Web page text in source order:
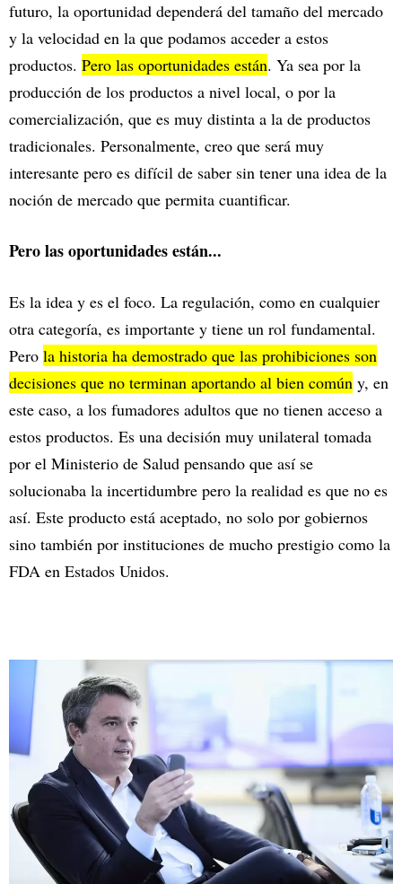
futuro, la oportunidad dependerá del tamaño del mercado
y la velocidad en la que podamos acceder a estos
productos. Pero las oportunidades están. Ya sea por la
producción de los productos a nivel local, o por la
comercialización, que es muy distinta a la de productos
tradicionales. Personalmente, creo que será muy
interesante pero es difícil de saber sin tener una idea de la
noción de mercado que permita cuantificar.
Pero las oportunidades están...
Es la idea y es el foco. La regulación, como en cualquier
otra categoría, es importante y tiene un rol fundamental.
Pero la historia ha demostrado que las prohibiciones son
decisiones que no terminan aportando al bien común y, en
este caso, a los fumadores adultos que no tienen acceso a
estos productos. Es una decisión muy unilateral tomada
por el Ministerio de Salud pensando que así se
solucionaba la incertidumbre pero la realidad es que no es
así. Este producto está aceptado, no solo por gobiernos
sino también por instituciones de mucho prestigio como la
FDA en Estados Unidos.